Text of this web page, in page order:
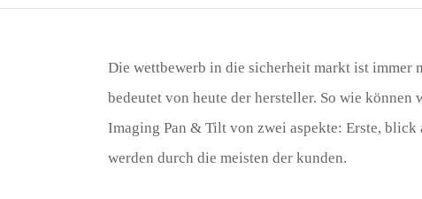
Die wettbewerb in die sicherheit markt ist immer
bedeutet von heute der hersteller. So wie
Imaging Pan & Tilt von zwei aspekte: Erste,
werden durch die meisten der kunden.